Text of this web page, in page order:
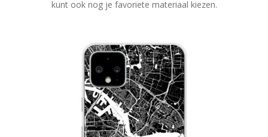
kunt ook nog je favoriete materiaal kiezen.